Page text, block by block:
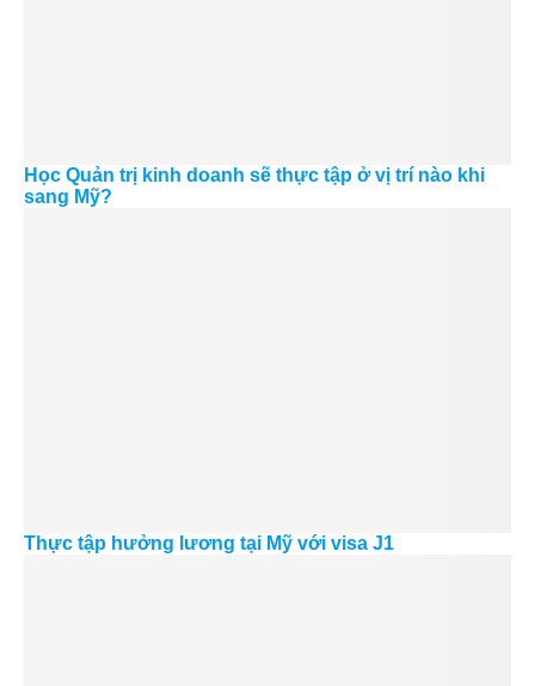
Học Quản trị kinh doanh sẽ thực tập ở vị trí nào khi
sang Mỹ?
Thực tập hưởng lương tại Mỹ với visa J1